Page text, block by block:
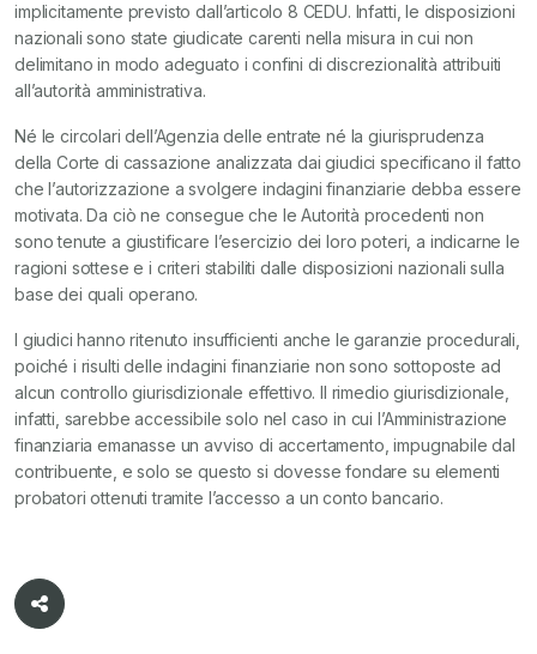
implicitamente previsto dall’articolo 8 CEDU. Infatti, le disposizioni
nazionali sono state giudicate carenti nella misura in cui non
delimitano in modo adeguato i confini di discrezionalità attribuiti
all’autorità amministrativa.
Né le circolari dell’Agenzia delle entrate né la giurisprudenza
della Corte di cassazione analizzata dai giudici specificano il fatto
che l’autorizzazione a svolgere indagini finanziarie debba essere
motivata. Da ciò ne consegue che le Autorità procedenti non
sono tenute a giustificare l’esercizio dei loro poteri, a indicarne le
ragioni sottese e i criteri stabiliti dalle disposizioni nazionali sulla
base dei quali operano.
I giudici hanno ritenuto insufficienti anche le garanzie procedurali,
poiché i risulti delle indagini finanziarie non sono sottoposte ad
alcun controllo giurisdizionale effettivo. Il rimedio giurisdizionale,
infatti, sarebbe accessibile solo nel caso in cui l’Amministrazione
finanziaria emanasse un avviso di accertamento, impugnabile dal
contribuente, e solo se questo si dovesse fondare su elementi
probatori ottenuti tramite l’accesso a un conto bancario.